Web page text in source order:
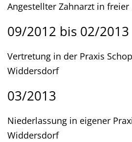
Angestellter Zahnarzt in freier
09/2012 bis 02/2013
Vertretung in der Praxis
Widdersdorf
03/2013
Niederlassung in eigener
Widdersdorf